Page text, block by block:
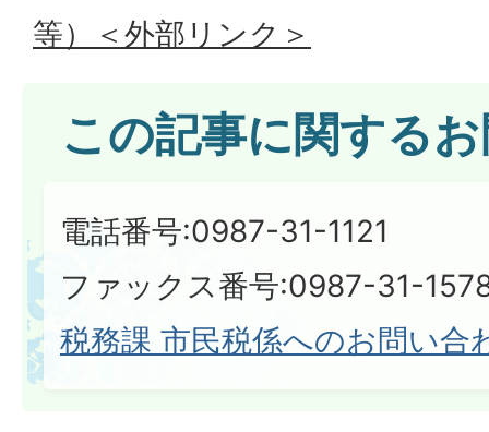
等）＜外部リンク＞
この記事に関する
電話番号:0987-31-1121
ファックス番号:0987-31-
税務課 市民税係へのお問い合